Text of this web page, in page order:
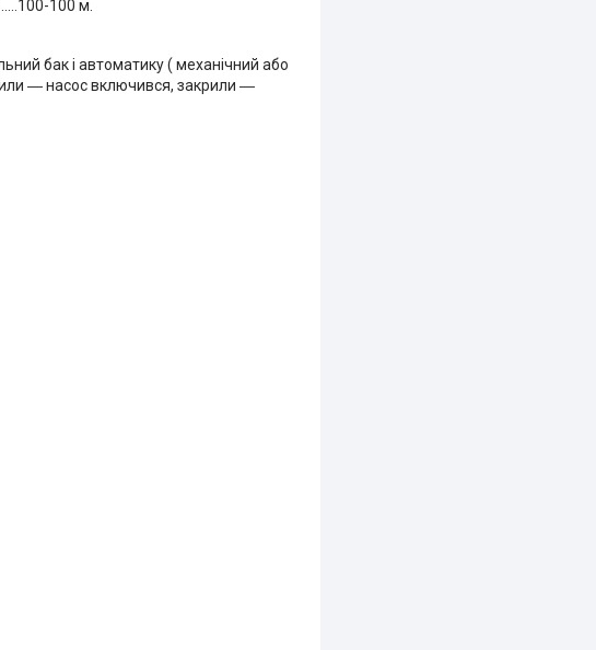
100 м.
бак і автоматику ( механічний або
― насос включився, закрили ―